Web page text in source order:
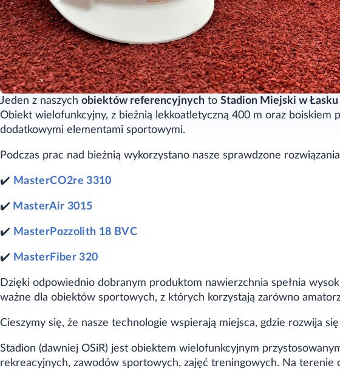
Jeden z naszych obiektów referencyjnych to Stadion Miejski w Łasku
Obiekt wielofunkcyjny, z bieżnią lekkoatletyczną 400 m oraz boiskiem
dodatkowymi elementami sportowymi.
Podczas prac nad bieżnią wykorzystano nasze sprawdzone
✔️ MasterCO2re 3310
✔️ MasterAir 3015
✔️ MasterPozzolith 18 BVC
✔️ MasterFiber 320
Dzięki odpowiednio dobranym produktom nawierzchnia spełnia
ważne dla obiektów sportowych, z których korzystają zarówno
Cieszymy się, że nasze technologie wspierają miejsca, gdzie rozwija
Stadion (dawniej OSiR) jest obiektem wielofunkcyjnym
rekreacyjnych, zawodów sportowych, zajęć treningowych. Na terenie